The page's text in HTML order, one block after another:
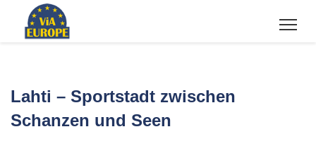
Lahti – Sportstadt zwischen
Schanzen und Seen